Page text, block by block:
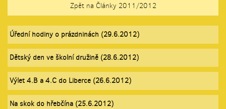
Zpět na Články 2011/2012
Úřední hodiny o prázdninách (29.6.2012)
Dětský den ve školní družině (28.6.2012)
Výlet 4.B a 4.C do Liberce (26.6.2012)
Na skok do hřebčína (25.6.2012)